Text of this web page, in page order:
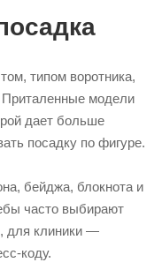
типом воротника,
модели
дает больше
посадку по фигуре.
бейджа, блокнота и
часто выбирают
для клиники —
коду.